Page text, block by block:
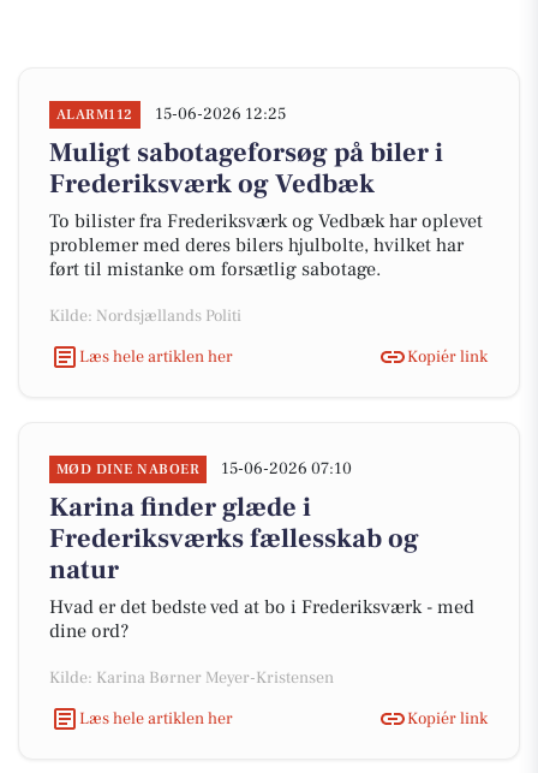
ALARM112 15-06-2026 12:25
Muligt sabotageforsøg på biler i
Frederiksværk og Vedbæk
To bilister fra Frederiksværk og Vedbæk har oplevet
problemer med deres bilers hjulbolte, hvilket har
ført til mistanke om forsætlig sabotage.
Kilde: Nordsjællands Politi
Læs hele artiklen her
Kopiér link
MØD DINE NABOER 15-06-2026 07:10
Karina finder glæde i
Frederiksværks fællesskab og
natur
Hvad er det bedste ved at bo i Frederiksværk - med
dine ord?
Kilde: Karina Børner Meyer-Kristensen
Læs hele artiklen her
Kopiér link